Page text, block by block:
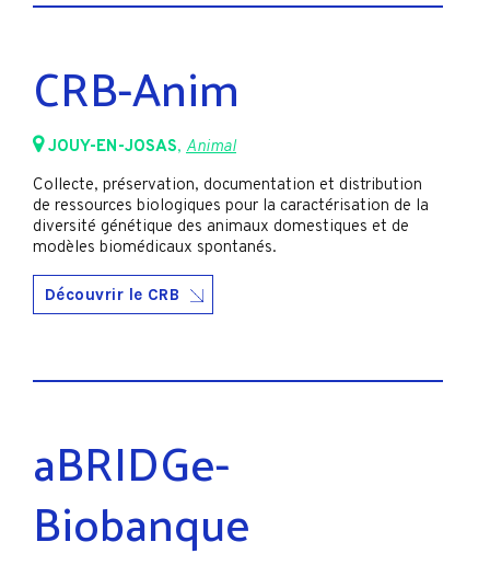
CRB-Anim
JOUY-EN-JOSAS, Animal
Collecte, préservation, documentation et distribution
de ressources biologiques pour la caractérisation de la
diversité génétique des animaux domestiques et de
modèles biomédicaux spontanés.
Découvrir le CRB
aBRIDGe-
Biobanque